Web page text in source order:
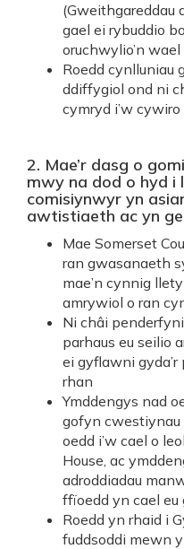
(Gweithgareddau
gael ei rybuddio
oruchwylio’n
Roedd cynlluniau
ddiffygiol ond ni
cymryd i’w cywiro
2. Mae’r dasg o
mwy na dod o hyd i
comisiynwyr yn
awtistiaeth ac yn
Mae Somerset
ran gwasanaeth
mae’n cynnig
amrywiol o ran
Ni châi
parhaus eu seilio
ei gyflawni
rhan
Ymddengys nad
gofyn
oedd i’w cael o
House, ac
adroddiadau
ffïoedd yn cael eu
Roedd yn rhaid i
fuddsoddi mewn